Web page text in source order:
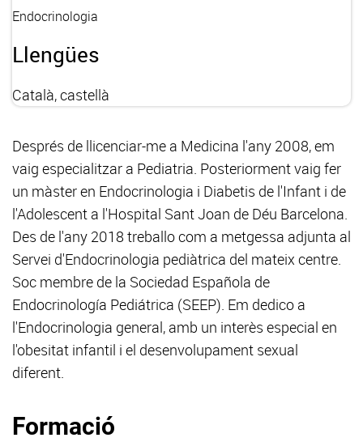
Endocrinologia
Llengües
Català, castellà
Després de llicenciar-me a Medicina l'any 2008, em
vaig especialitzar a Pediatria. Posteriorment vaig fer
un màster en Endocrinologia i Diabetis de l'Infant i de
l'Adolescent a l'Hospital Sant Joan de Déu Barcelona.
Des de l'any 2018 treballo com a metgessa adjunta al
Servei d'Endocrinologia pediàtrica del mateix centre.
Soc membre de la Sociedad Española de
Endocrinología Pediátrica (SEEP). Em dedico a
l'Endocrinologia general, amb un interès especial en
l'obesitat infantil i el desenvolupament sexual
diferent.
Formació